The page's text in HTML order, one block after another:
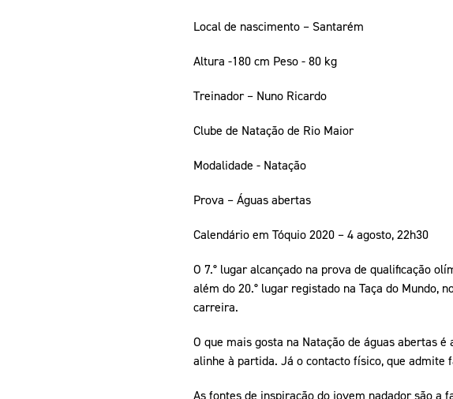
Local de nascimento – Santarém
Altura -180 cm Peso - 80 kg
Treinador – Nuno Ricardo
Clube de Natação de Rio Maior
Modalidade - Natação
Prova – Águas abertas
Calendário em Tóquio 2020 – 4 agosto, 22h30
O 7.° lugar alcançado na prova de qualificação
além do 20.° lugar registado na Taça do Mundo,
carreira.
O que mais gosta na Natação de águas abertas
alinhe à partida. Já o contacto físico, que admite
As fontes de inspiração do jovem nadador são a